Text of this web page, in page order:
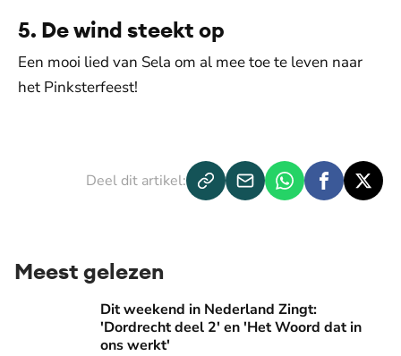
5. De wind steekt op
Een mooi lied van Sela om al mee toe te leven naar
het Pinksterfeest!
Deel dit artikel:
Meest gelezen
Dit weekend in Nederland Zingt: 'Dordrecht deel 2' en
Dit weekend in Nederland Zingt:
'Dordrecht deel 2' en 'Het Woord dat in
ons werkt'